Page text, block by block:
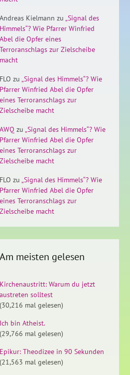
Andreas Kielmann zu „Signal des
Himmels“? Wie Pfarrer Winfried
Abel die Opfer eines
Terroranschlags zur Zielscheibe
macht
FLO zu „Signal des Himmels“? Wie
Pfarrer Winfried Abel die Opfer
eines Terroranschlags zur
Zielscheibe macht
AWQ zu „Signal des Himmels“? Wie
Pfarrer Winfried Abel die Opfer
eines Terroranschlags zur
Zielscheibe macht
FLO zu „Signal des Himmels“? Wie
Pfarrer Winfried Abel die Opfer
eines Terroranschlags zur
Zielscheibe macht
Am meisten gelesen
Kirchenaustritt: Warum du jetzt
austreten solltest
(30,216 mal gelesen)
Ich bin Atheist.
(29,766 mal gelesen)
Epikur: Theodizee in 90 Sekunden
(21,563 mal gelesen)